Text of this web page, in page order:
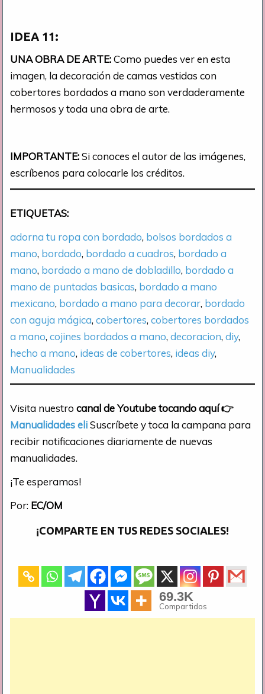
IDEA 11:
UNA OBRA DE ARTE:Como puedes ver en esta
imagen, la decoración de camas vestidas con
cobertores bordados a mano son verdaderamente
hermosos y toda una obra de arte.
IMPORTANTE:Si conoces el autor de las imágenes,
escríbenos para colocarle los créditos.
ETIQUETAS:
adorna tu ropa con bordado, bolsos bordados a
mano, bordado, bordado a cuadros, bordado a
mano, bordado a mano de dobladillo, bordado a
mano de puntadas basicas, bordado a mano
mexicano, bordado a mano para decorar, bordado
con aguja mágica, cobertores, cobertores bordados
a mano, cojines bordados a mano, decoracion, diy
hecho a mano, ideas de cobertores, ideas diy
Manualidades
Visita nuestrocanal de Youtube tocando aquí👉
Manualidades eliSuscríbete y toca la campana para
recibir notificaciones diariamente de nuevas
manualidades.
¡Te esperamos!
Por: EC/OM
¡COMPARTE EN TUS REDES SOCIALES!
69.3K
Compartidos